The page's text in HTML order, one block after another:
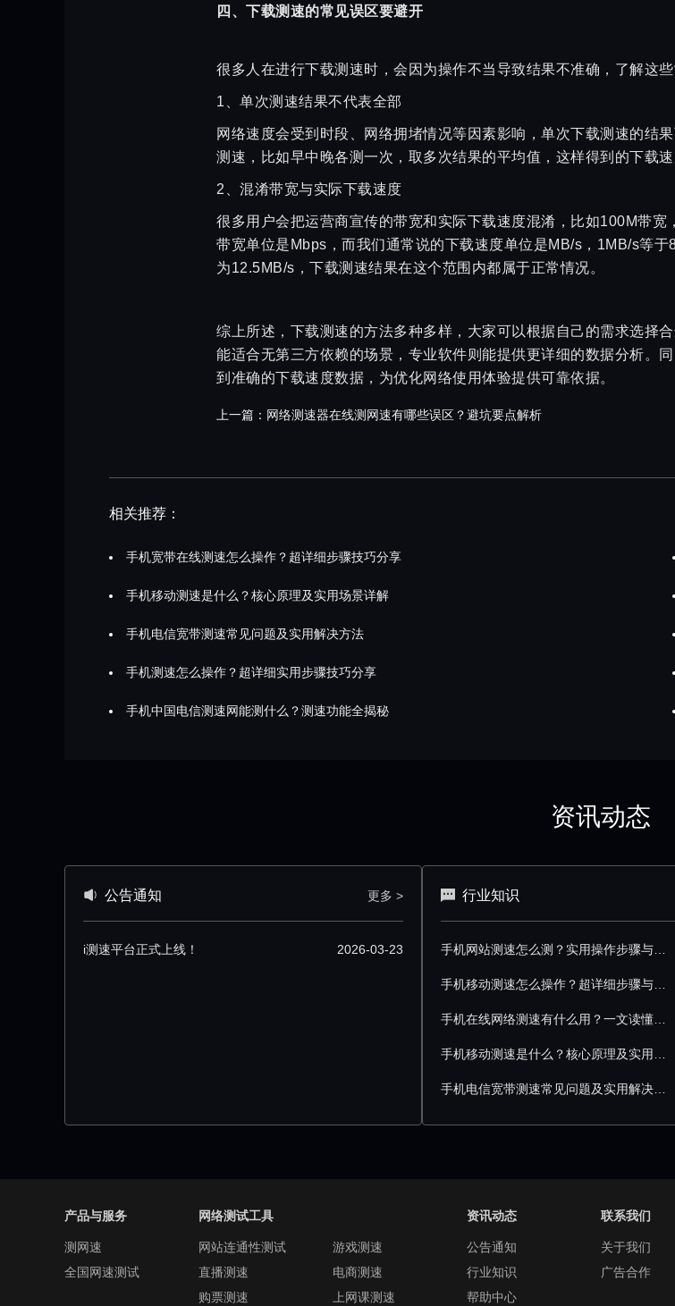
四、下载测速的常见误区要避开
很多人在进行下载测速时，会因为操作不当导致结果不准确，了解这
1、单次测速结果不代表全部
网络速度会受到时段、网络拥堵情况等因素影响，单次下载测速的结
测速，比如早中晚各测一次，取多次结果的平均值，这样得到的下载
2、混淆带宽与实际下载速度
很多用户会把运营商宣传的带宽和实际下载速度混淆，比如100M带
带宽单位是Mbps，而我们通常说的下载速度单位是MB/s，1MB/s等
为12.5MB/s，下载测速结果在这个范围内都属于正常情况。
综上所述，下载测速的方法多种多样，大家可以根据自己的需求选择
能适合无第三方依赖的场景，专业软件则能提供更详细的数据分析。
到准确的下载速度数据，为优化网络使用体验提供可靠依据。
上一篇： 网络测速器在线测网速有哪些误区？避坑要点解析
相关推荐：
手机宽带在线测速怎么操作？超详细步骤技巧分享
手机移动测速是什么？核心原理及实用场景详解
手机电信宽带测速常见问题及实用解决方法
手机测速怎么操作？超详细实用步骤技巧分享
手机中国电信测速网能测什么？测速功能全揭秘
资讯动态
公告通知 更多 >
i测速平台正式上线！ 2026-03-23
行业知识
产品与服务
测网速
全国网速测试
网络测试工具
网站连通性测试
游戏测速
直播测速
电商测速
购票测速
上网课测速
资讯动态
公告通知
行业知识
帮助中心
联系我们
关于我们
广告合作